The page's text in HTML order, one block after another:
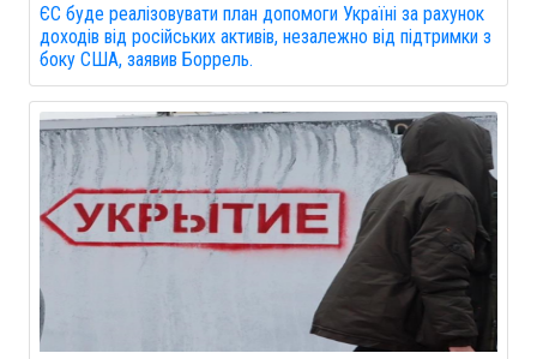
ЄС буде реалізовувати план допомоги Україні за рахунок
доходів від російських активів, незалежно від підтримки з
боку США, заявив Боррель.